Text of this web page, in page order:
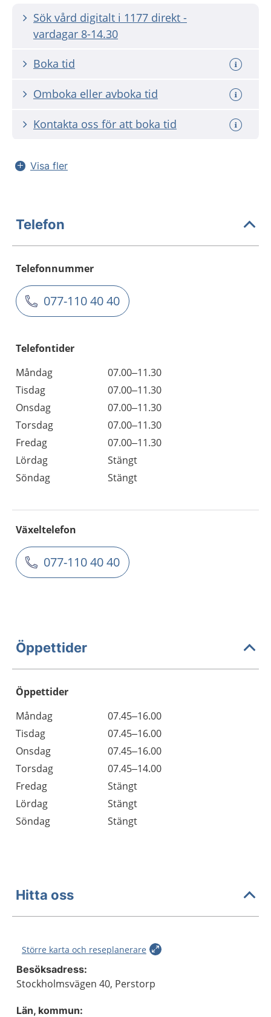
Sök vård digitalt i 1177 direkt -
vardagar 8-14.30
Boka tid
Omboka eller avboka tid
Kontakta oss för att boka tid
Visa fler
Telefon
Telefonnummer
077-110 40 40
Telefontider
Måndag
07.00–11.30
Tisdag
07.00–11.30
Onsdag
07.00–11.30
Torsdag
07.00–11.30
Fredag
07.00–11.30
Lördag
Stängt
Söndag
Stängt
Växeltelefon
077-110 40 40
Öppettider
Öppettider
Dag
Öppettider
Kommentarer
Måndag
07.45–16.00
Tisdag
07.45–16.00
Onsdag
07.45–16.00
Torsdag
07.45–14.00
Fredag
Stängt
Lördag
Stängt
Söndag
Stängt
Hitta oss
Större karta och reseplanerare
Besöksadress:
Stockholmsvägen 40, Perstorp
Län, kommun: